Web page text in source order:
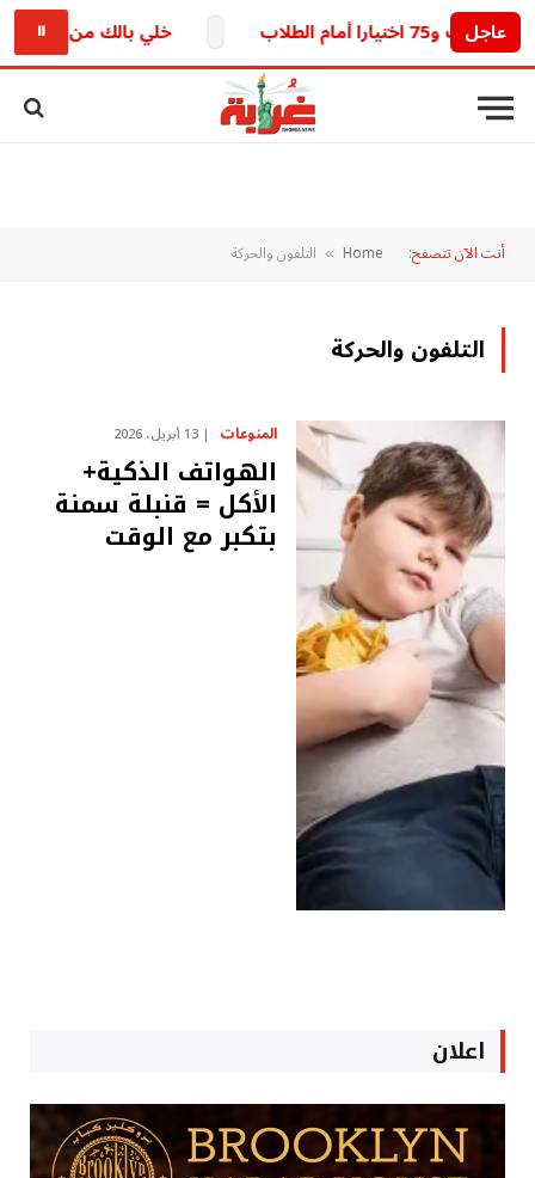
عاجل خلي بالك من خطك..⏸
أنت الآن تتصفح: Home
» التلفون والحركة
التلفون والحركة
المنوعات 13 أبريل، 2026
الهواتف الذكية+
الأكل = قنبلة سمنة
بتكبر مع الوقت
اعلان